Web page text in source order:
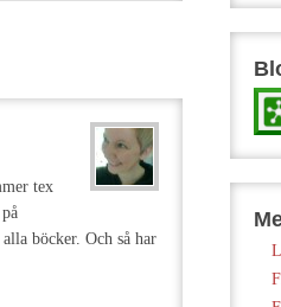
tex
böcker. Och så har